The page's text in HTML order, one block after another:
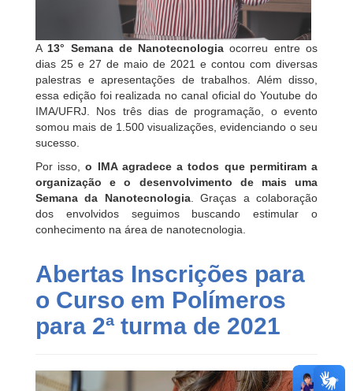
A 13° Semana de Nanotecnologia ocorreu entre os
dias 25 e 27 de maio de 2021 e contou com diversas
palestras e apresentações de trabalhos. Além disso,
essa edição foi realizada no canal oficial do Youtube do
IMA/UFRJ. Nos três dias de programação, o evento
somou mais de 1.500 visualizações, evidenciando o seu
sucesso.
Por isso,o IMA agradece a todos que permitiram a
organização e o desenvolvimento de mais uma
Semana da Nanotecnologia. Graças a colaboração
dos envolvidos seguimos buscando estimular o
conhecimento na área de nanotecnologia.
Abertas Inscrições para
o Curso em Polímeros
para 2ª turma de 2021